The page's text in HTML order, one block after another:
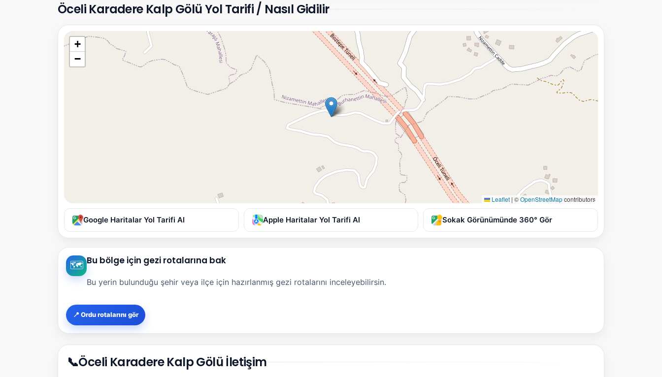
Öceli Karadere Kalp Gölü Yol Tarifi / Nasıl Gidilir
+
−
Leaflet | ©OpenStreetMapcontributors
Google Haritalar Yol Tarifi Al Apple Haritalar Yol Tarifi Al Sokak Görünümünde 360° Gör
🗺️ Bu bölge için gezi rotalarına bak
Bu yerin bulunduğu şehir veya ilçe için hazırlanmış gezi rotalarını inceleyebilirsin.
📍 Ordu rotalarını gör
📞Öceli Karadere Kalp Gölü İletişim